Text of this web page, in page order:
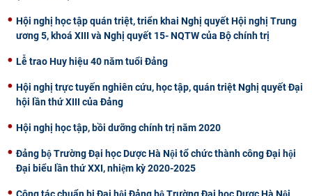
Hội nghị học tập quán triệt, triển khai Nghị quyết Hội nghị Trung
ương 5, khoá XIII và Nghị quyết 15- NQTW của Bộ chính trị
Lễ trao Huy hiệu 40 năm tuổi Đảng
Hội nghị trực tuyến nghiên cứu, học tập, quán triệt Nghị quyết Đại
hội lần thứ XIII của Đảng
Hội nghị học tập, bồi dưỡng chính trị năm 2020
Đảng bộ Trường Đại học Dược Hà Nội tổ chức thành công Đại hội
Đại biểu lần thứ XXI, nhiệm kỳ 2020-2025
Công tác chuẩn bị Đại hội Đảng bộ Trường Đại học Dược Hà Nội